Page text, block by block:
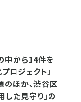
中から14件を
ロジェクト」
ほか、渋谷区
た見守り」の